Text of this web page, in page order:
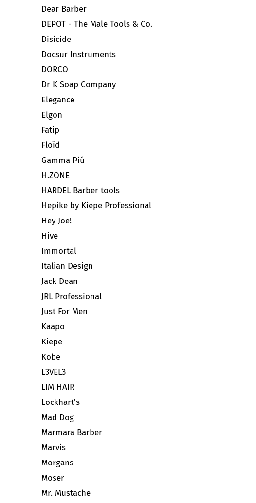
Dear Barber
DEPOT - The Male Tools & Co.
Disicide
Docsur Instruments
DORCO
Dr K Soap Company
Elegance
Elgon
Fatip
Floïd
Gamma Piú
H.ZONE
HARDEL Barber tools
Hepike by Kiepe Professional
Hey Joe!
Hive
Immortal
Italian Design
Jack Dean
JRL Professional
Just For Men
Kaapo
Kiepe
Kobe
L3VEL3
LIM HAIR
Lockhart's
Mad Dog
Marmara Barber
Marvis
Morgans
Moser
Mr. Mustache